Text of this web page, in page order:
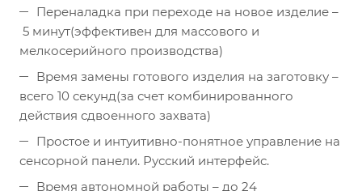
Переналадка при переходе на новое изделие –
5 минут(эффективен для массового и
мелкосерийного производства)
Время замены готового изделия на заготовку –
всего 10 секунд(за счет комбинированного
действия сдвоенного захвата)
Простое и интуитивно-понятное управление на
сенсорной панели. Русский интерфейс.
Время автономной работы – до 24